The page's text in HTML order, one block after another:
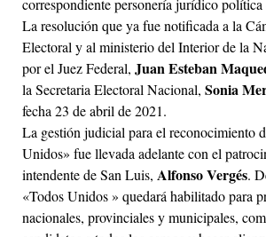
correspondiente personería jurídico
La resolución que ya fue notificada a la
Electoral y al ministerio del Interior de la
por el Juez Federal, Juan Esteban
la Secretaria Electoral Nacional, Sonia
fecha 23 de abril de 2021.
La gestión judicial para el reconocimiento
Unidos» fue llevada adelante con el
intendente de San Luis, Alfonso Vergés.
«Todos Unidos » quedará habilitado para
nacionales, provinciales y municipales,